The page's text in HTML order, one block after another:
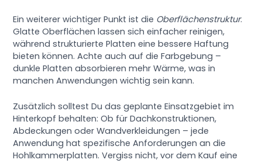
Ein weiterer wichtiger Punkt ist die Oberflächenstruktur.
Glatte Oberflächen lassen sich einfacher reinigen,
während strukturierte Platten eine bessere Haftung
bieten können. Achte auch auf die Farbgebung –
dunkle Platten absorbieren mehr Wärme, was in
manchen Anwendungen wichtig sein kann.
Zusätzlich solltest Du das geplante Einsatzgebiet im
Hinterkopf behalten: Ob für Dachkonstruktionen,
Abdeckungen oder Wandverkleidungen – jede
Anwendung hat spezifische Anforderungen an die
Hohlkammerplatten. Vergiss nicht, vor dem Kauf eine